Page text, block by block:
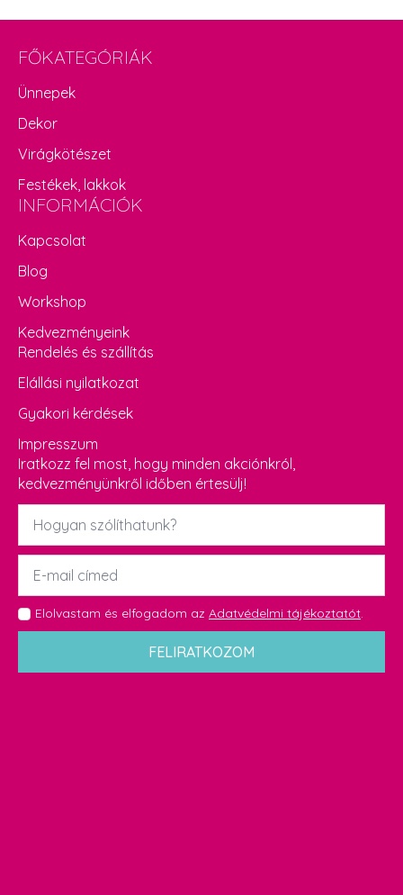
FŐKATEGÓRIÁK
Ünnepek
Dekor
Virágkötészet
Festékek, lakkok
INFORMÁCIÓK
Kapcsolat
Blog
Workshop
Kedvezményeink
Rendelés és szállítás
Elállási nyilatkozat
Gyakori kérdések
Impresszum
Iratkozz fel most, hogy minden akciónkról,
kedvezményünkről időben értesülj!
Név
Email
GDPR
*
Elolvastam és elfogadom az Adatvédelmi tájékoztatót.
FELIRATKOZOM